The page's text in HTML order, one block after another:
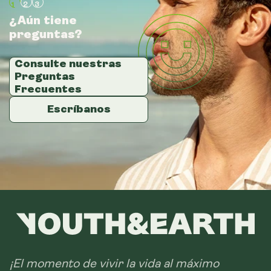
Botella de vidrio (400
ml)
Bote metálico
Tamaño:
14 sobres
28 sobres
¿Aún tiene
preguntas?
Consulte nuestras
Preguntas
Frecuentes
Escríbanos
¿Aún tiene
preguntas?
Consulte nuestras
Preguntas
Frecuentes
Escríbanos
¿Aún tiene
preguntas?
Consulte nuestras
Preguntas
Frecuentes
Escríbanos
¡El momento de vivir la vida al máximo